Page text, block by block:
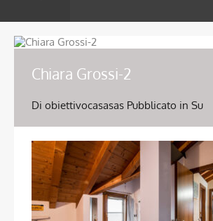
Chiara Grossi-2
Di obiettivocasasas Pubblicato in Su